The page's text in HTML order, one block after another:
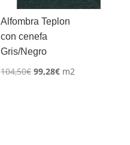
Alfombra Teplon
con cenefa
Gris/Negro
104,50€ El
99,28€Elm2